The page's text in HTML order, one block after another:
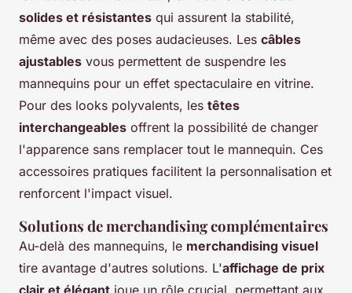
solides et résistantes qui assurent la stabilité,
même avec des poses audacieuses. Les câbles
ajustables vous permettent de suspendre les
mannequins pour un effet spectaculaire en vitrine.
Pour des looks polyvalents, les têtes
interchangeables offrent la possibilité de changer
l'apparence sans remplacer tout le mannequin. Ces
accessoires pratiques facilitent la personnalisation et
renforcent l'impact visuel.
Solutions de merchandising complémentaires
Au-delà des mannequins, le merchandising visuel
tire avantage d'autres solutions. L'affichage de prix
clair et élégant joue un rôle crucial, permettant aux